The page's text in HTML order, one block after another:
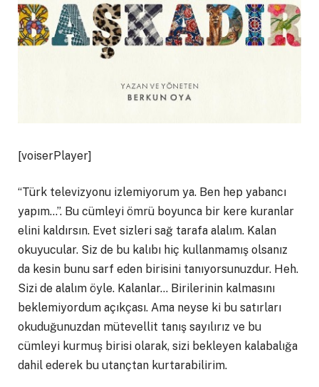
[voiserPlayer]
“Türk televizyonu izlemiyorum ya. Ben hep yabancı
yapım…”. Bu cümleyi ömrü boyunca bir kere kuranlar
elini kaldırsın. Evet sizleri sağ tarafa alalım. Kalan
okuyucular. Siz de bu kalıbı hiç kullanmamış olsanız
da kesin bunu sarf eden birisini tanıyorsunuzdur. Heh.
Sizi de alalım öyle. Kalanlar… Birilerinin kalmasını
beklemiyordum açıkçası. Ama neyse ki bu satırları
okuduğunuzdan mütevellit tanış sayılırız ve bu
cümleyi kurmuş birisi olarak, sizi bekleyen kalabalığa
dahil ederek bu utançtan kurtarabilirim.